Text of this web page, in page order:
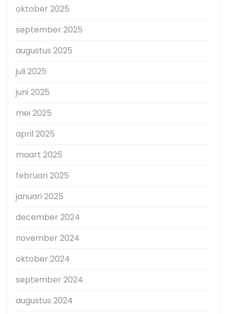
oktober 2025
september 2025
augustus 2025
juli 2025
juni 2025
mei 2025
april 2025
maart 2025
februari 2025
januari 2025
december 2024
november 2024
oktober 2024
september 2024
augustus 2024